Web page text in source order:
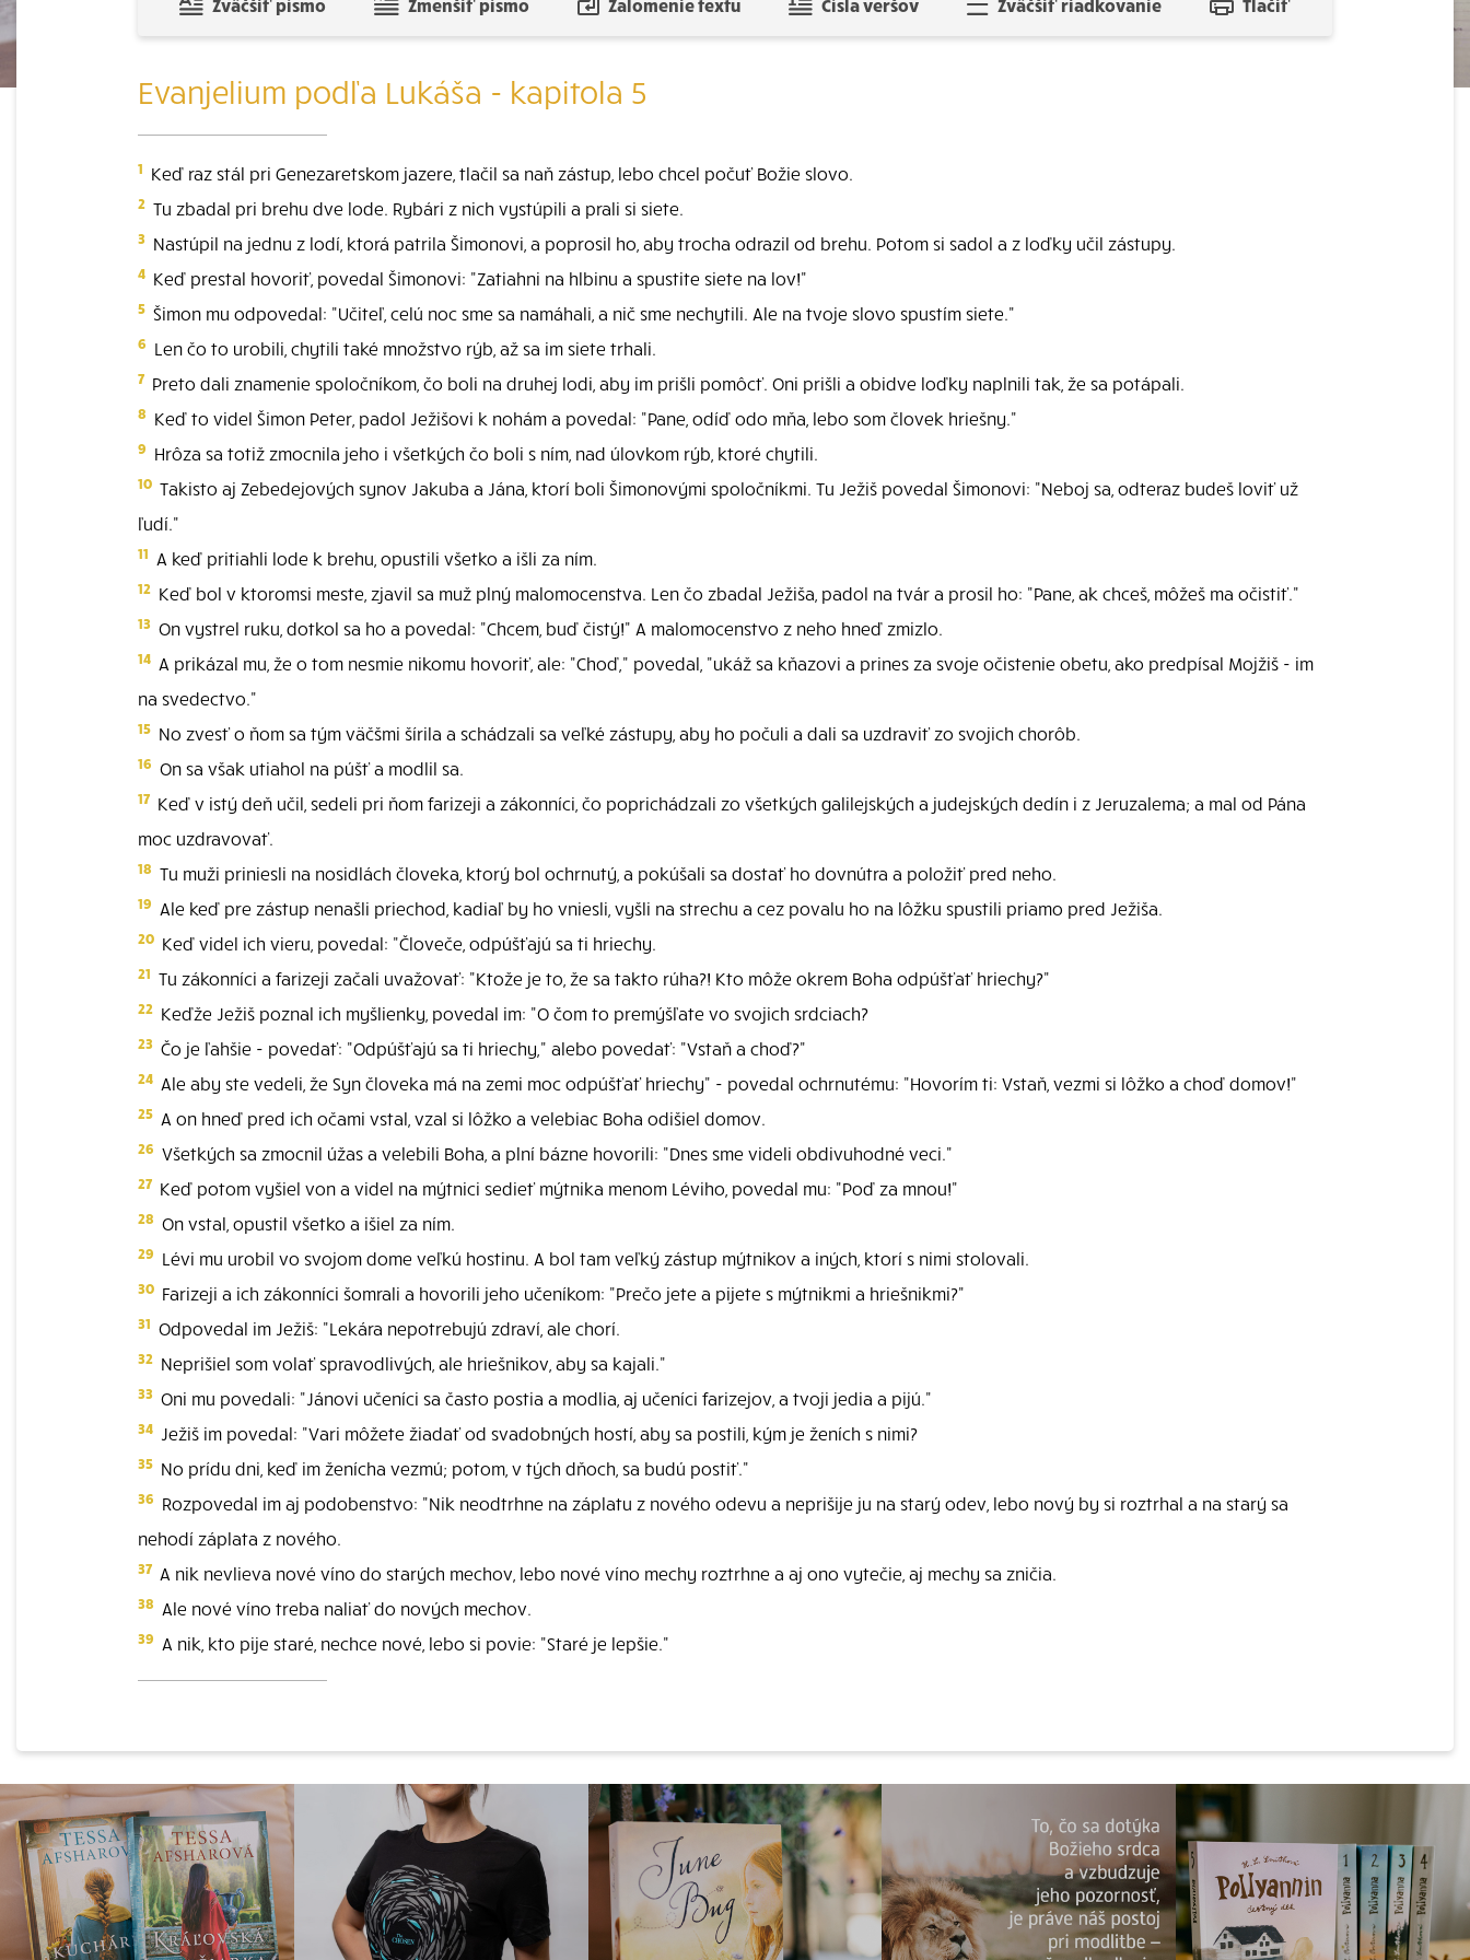
Evanjelium podľa Lukáša - kapitola 5
1 Keď raz stál pri Genezaretskom jazere, tlačil sa naň zástup, lebo chcel počuť Božie slovo.
2 Tu zbadal pri brehu dve lode. Rybári z nich vystúpili a prali si siete.
3 Nastúpil na jednu z lodí, ktorá patrila Šimonovi, a poprosil ho, aby trocha odrazil od brehu. Potom si sadol a z loďky učil zástupy.
4 Keď prestal hovoriť, povedal Šimonovi: "Zatiahni na hlbinu a spustite siete na lov!"
5 Šimon mu odpovedal: "Učiteľ, celú noc sme sa namáhali, a nič sme nechytili. Ale na tvoje slovo spustím siete."
6 Len čo to urobili, chytili také množstvo rýb, až sa im siete trhali.
7 Preto dali znamenie spoločníkom, čo boli na druhej lodi, aby im prišli pomôcť. Oni prišli a obidve loďky naplnili tak, že sa potápali.
8 Keď to videl Šimon Peter, padol Ježišovi k nohám a povedal: "Pane, odíď odo mňa, lebo som človek hriešny."
9 Hrôza sa totiž zmocnila jeho i všetkých čo boli s ním, nad úlovkom rýb, ktoré chytili.
10 Takisto aj Zebedejových synov Jakuba a Jána, ktorí boli Šimonovými spoločníkmi. Tu Ježiš povedal Šimonovi: "Neboj sa, odteraz budeš loviť už
ľudí."
11 A keď pritiahli lode k brehu, opustili všetko a išli za ním.
12 Keď bol v ktoromsi meste, zjavil sa muž plný malomocenstva. Len čo zbadal Ježiša, padol na tvár a prosil ho: "Pane, ak chceš, môžeš ma očistiť."
13 On vystrel ruku, dotkol sa ho a povedal: "Chcem, buď čistý!" A malomocenstvo z neho hneď zmizlo.
14 A prikázal mu, že o tom nesmie nikomu hovoriť, ale: "Choď," povedal, "ukáž sa kňazovi a prines za svoje očistenie obetu, ako predpísal Mojžiš - im
na svedectvo."
15 No zvesť o ňom sa tým väčšmi šírila a schádzali sa veľké zástupy, aby ho počuli a dali sa uzdraviť zo svojich chorôb.
16 On sa však utiahol na púšť a modlil sa.
17 Keď v istý deň učil, sedeli pri ňom farizeji a zákonníci, čo poprichádzali zo všetkých galilejských a judejských dedín i z Jeruzalema; a mal od Pána
moc uzdravovať.
18 Tu muži priniesli na nosidlách človeka, ktorý bol ochrnutý, a pokúšali sa dostať ho dovnútra a položiť pred neho.
19 Ale keď pre zástup nenašli priechod, kadiaľ by ho vniesli, vyšli na strechu a cez povalu ho na lôžku spustili priamo pred Ježiša.
20 Keď videl ich vieru, povedal: "Človeče, odpúšťajú sa ti hriechy.
21 Tu zákonníci a farizeji začali uvažovať: "Ktože je to, že sa takto rúha?! Kto môže okrem Boha odpúšťať hriechy?"
22 Keďže Ježiš poznal ich myšlienky, povedal im: "O čom to premýšľate vo svojich srdciach?
23 Čo je ľahšie - povedať: "Odpúšťajú sa ti hriechy," alebo povedať: "Vstaň a choď?"
24 Ale aby ste vedeli, že Syn človeka má na zemi moc odpúšťať hriechy" - povedal ochrnutému: "Hovorím ti: Vstaň, vezmi si lôžko a choď domov!"
25 A on hneď pred ich očami vstal, vzal si lôžko a velebiac Boha odišiel domov.
26 Všetkých sa zmocnil úžas a velebili Boha, a plní bázne hovorili: "Dnes sme videli obdivuhodné veci."
27 Keď potom vyšiel von a videl na mýtnici sedieť mýtnika menom Léviho, povedal mu: "Poď za mnou!"
28 On vstal, opustil všetko a išiel za ním.
29 Lévi mu urobil vo svojom dome veľkú hostinu. A bol tam veľký zástup mýtnikov a iných, ktorí s nimi stolovali.
30 Farizeji a ich zákonníci šomrali a hovorili jeho učeníkom: "Prečo jete a pijete s mýtnikmi a hriešnikmi?"
31 Odpovedal im Ježiš: "Lekára nepotrebujú zdraví, ale chorí.
32 Neprišiel som volať spravodlivých, ale hriešnikov, aby sa kajali."
33 Oni mu povedali: "Jánovi učeníci sa často postia a modlia, aj učeníci farizejov, a tvoji jedia a pijú."
34 Ježiš im povedal: "Vari môžete žiadať od svadobných hostí, aby sa postili, kým je ženích s nimi?
35 No prídu dni, keď im ženícha vezmú; potom, v tých dňoch, sa budú postiť."
36 Rozpovedal im aj podobenstvo: "Nik neodtrhne na záplatu z nového odevu a neprišije ju na starý odev, lebo nový by si roztrhal a na starý sa
nehodí záplata z nového.
37 A nik nevlieva nové víno do starých mechov, lebo nové víno mechy roztrhne a aj ono vytečie, aj mechy sa zničia.
38 Ale nové víno treba naliať do nových mechov.
39 A nik, kto pije staré, nechce nové, lebo si povie: "Staré je lepšie."